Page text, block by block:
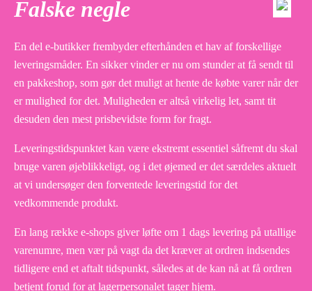
Falske negle
En del e-butikker frembyder efterhånden et hav af forskellige
leveringsmåder. En sikker vinder er nu om stunder at få sendt til
en pakkeshop, som gør det muligt at hente de købte varer når der
er mulighed for det. Muligheden er altså virkelig let, samt tit
desuden den mest prisbevidste form for fragt.
Leveringstidspunktet kan være ekstremt essentiel såfremt du skal
bruge varen øjeblikkeligt, og i det øjemed er det særdeles aktuelt
at vi undersøger den forventede leveringstid for det
vedkommende produkt.
En lang række e-shops giver løfte om 1 dags levering på utallige
varenumre, men vær på vagt da det kræver at ordren indsendes
tidligere end et aftalt tidspunkt, således at de kan nå at få ordren
betjent forud for at lagerpersonalet tager hjem.